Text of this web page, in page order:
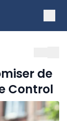
de
Control